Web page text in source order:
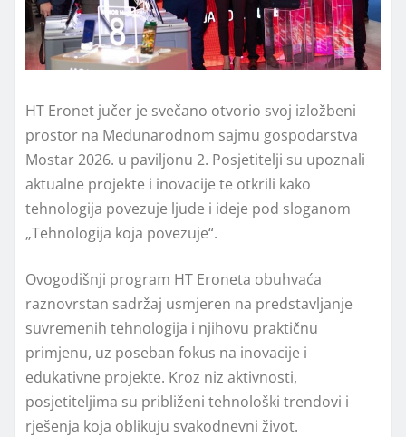
HT Eronet jučer je svečano otvorio svoj izložbeni
prostor na Međunarodnom sajmu gospodarstva
Mostar 2026. u paviljonu 2. Posjetitelji su upoznali
aktualne projekte i inovacije te otkrili kako
tehnologija povezuje ljude i ideje pod sloganom
„Tehnologija koja povezuje“.
Ovogodišnji program HT Eroneta obuhvaća
raznovrstan sadržaj usmjeren na predstavljanje
suvremenih tehnologija i njihovu praktičnu
primjenu, uz poseban fokus na inovacije i
edukativne projekte. Kroz niz aktivnosti,
posjetiteljima su približeni tehnološki trendovi i
rješenja koja oblikuju svakodnevni život.